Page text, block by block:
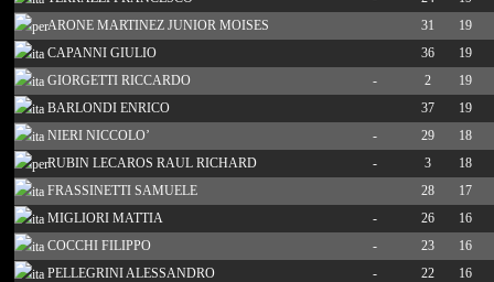
ARONE MARTINEZ JUNIOR MOISES
31
19
CAPANNI GIULIO
36
19
GIORGETTI RICCARDO
- 2
19
BARLONDI ENRICO
37
19
NIERI NICCOLO’
- 29
18
RUBIN LECAROS RAUL RICHARD
- 3
18
FRASSINETTI SAMUELE
28
17
MIGLIORI MATTIA
- 26
16
COCCHI FILIPPO
- 23
16
PELLEGRINI ALESSANDRO
- 22
16